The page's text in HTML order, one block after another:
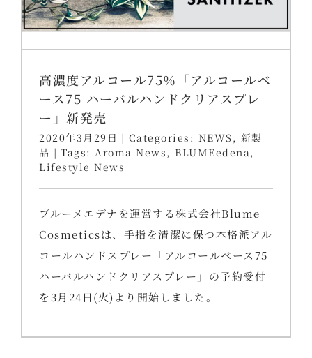
高濃度アルコール75％「アルコールベ
ース75 ハーバルハンドクリアスプレ
ー」新発売
2020年3月29日 | Categories: NEWS , 新製
品 | Tags: Aroma News , BLUMEedena ,
Lifestyle News
ブルーメエデナを運営する株式会社Blume
Cosmeticsは、手指を清潔に保つ本格派アル
コールハンドスプレー「アルコールベース75
ハーバルハンドクリアスプレー」の予約受付
を3月24日(火)より開始しました。